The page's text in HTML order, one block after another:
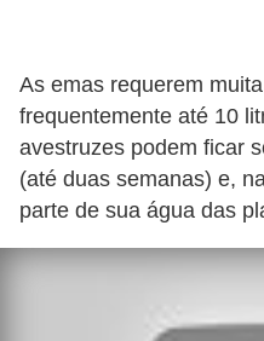
As emas requerem
frequentemente até 10
avestruzes podem ficar
(até duas semanas) e,
parte de sua água das
s
o
r
n